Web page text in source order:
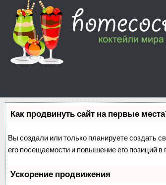
Как продвинуть сайт на первые
Вы создали или только планируете создать
его посещаемости и повышение его позиций в
Ускорение продвижения